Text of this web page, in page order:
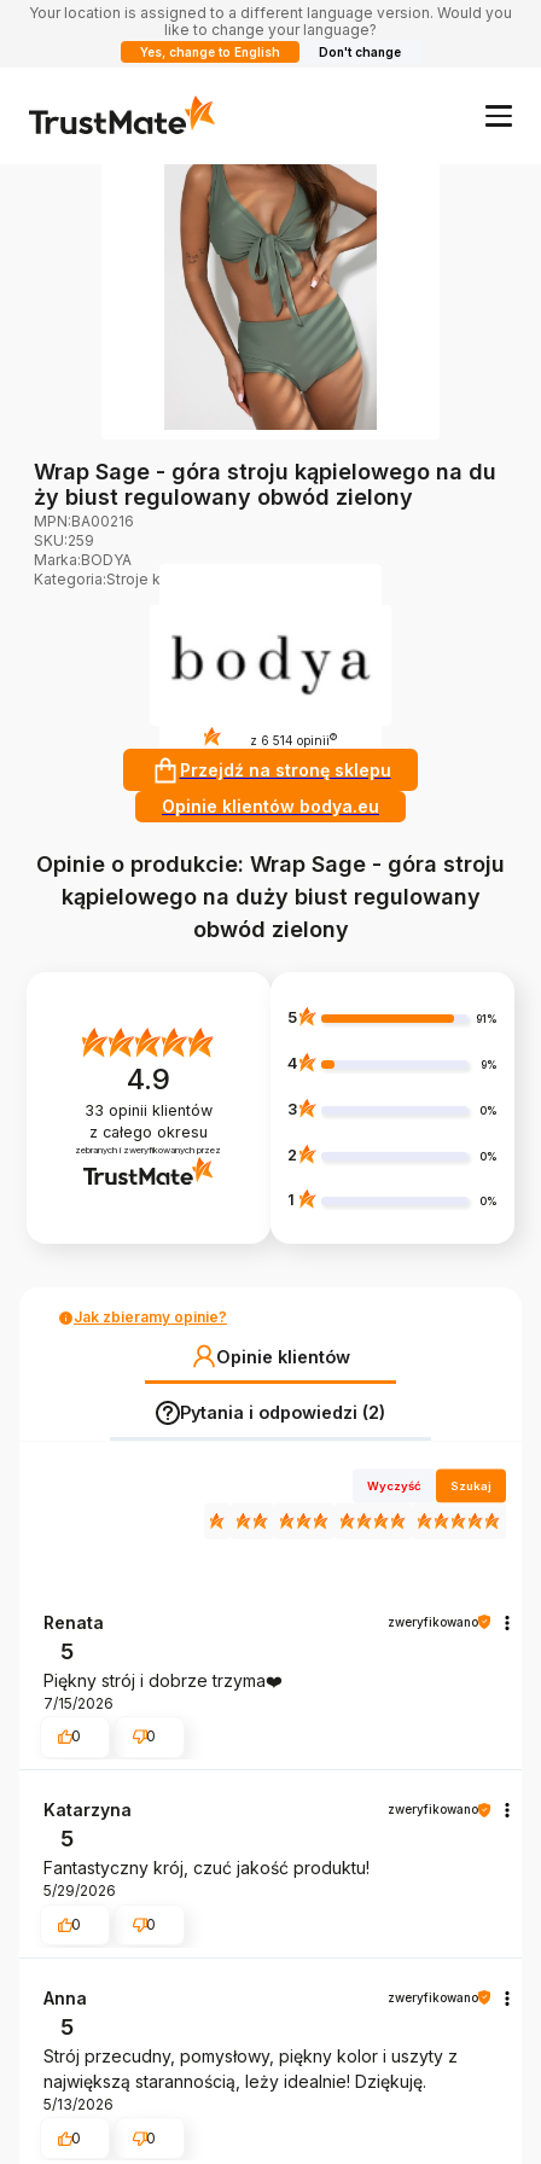
Your location is assigned to a different language version. Would you
like to change your language?
Yes, change to English Don't change
Wrap Sage - góra stroju kąpielowego na du
ży biust regulowany obwód zielony
MPN:BA00216
SKU:259
Marka:BODYA
Kategoria:Stroje kąpielowe na duży biust
4.8 z 6 514 opinii ?
Przejdź na stronę sklepu
Opinie klientów bodya.eu
Opinie o produkcie: Wrap Sage - góra stroju
kąpielowego na duży biust regulowany
obwód zielony
4.9
33 opinii klientów
z całego okresu
zebranych i zweryfikowanych przez
5 91%
4 9%
3 0%
2 0%
1 0%
Jak zbieramy opinie?
Opinie klientów
Pytania i odpowiedzi (2)
Wyczyść Szukaj
Renata zweryfikowano
5
Piękny strój i dobrze trzyma❤️
7/15/2026
0
0
Katarzyna zweryfikowano
5
Fantastyczny krój, czuć jakość produktu!
5/29/2026
0
0
Anna zweryfikowano
5
Strój przecudny, pomysłowy, piękny kolor i uszyty z
największą starannością, leży idealnie! Dziękuję.
5/13/2026
0
0